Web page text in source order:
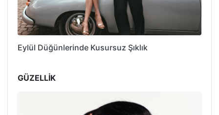
Eylül Düğünlerinde Kusursuz Şıklık
GÜZELLİK